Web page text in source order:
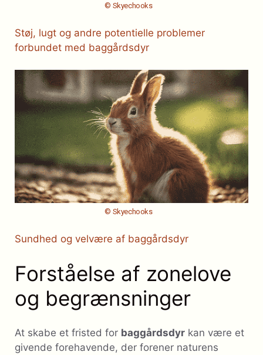
© Skyechooks
Støj, lugt og andre potentielle problemer
forbundet med baggårdsdyr
© Skyechooks
Sundhed og velvære af baggårdsdyr
Forståelse af zonelove
og begrænsninger
At skabe et fristed for baggårdsdyr kan være et
givende forehavende, der forener naturens